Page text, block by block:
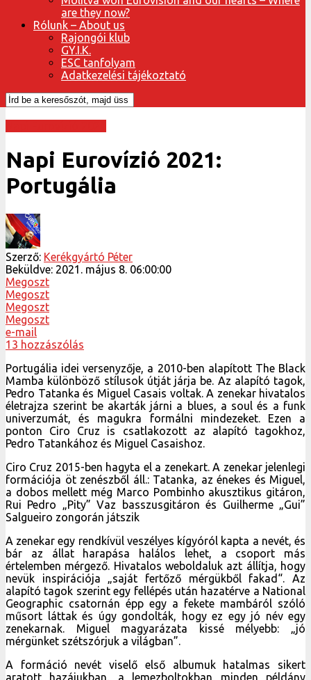
are they now?
Rólunk – About us
Rajongói klub
GY.I.K.
ESC tanfolyam
Adatkezelési tájékoztató
Napi Eurovízió 2021:
Portugália
Szerző: Kerékgyártó Péter
Beküldve: 2021. május 8. 06:00:00
Megoszt
Megoszt
Megoszt
Megoszt
e-mail
13 hozzászólás
Portugália idei versenyzője, a 2010-ben alapított The Black
Mamba különböző stílusok útját járja be. Az alapító tagok,
Pedro Tatanka és Miguel Casais voltak. A zenekar hivatalos
életrajza szerint be akarták járni a blues, a soul és a funk
univerzumát, és magukra formálni mindezeket. Ezen a
ponton Ciro Cruz is csatlakozott az alapító tagokhoz,
Pedro Tatankához és Miguel Casaishoz.
Ciro Cruz 2015-ben hagyta el a zenekart. A zenekar jelenlegi
formációja öt zenészből áll.: Tatanka, az énekes és Miguel,
a dobos mellett még Marco Pombinho akusztikus gitáron,
Rui Pedro „Pity” Vaz basszusgitáron és Guilherme „Gui”
Salgueiro zongorán játszik
A zenekar egy rendkívül veszélyes kígyóról kapta a nevét, és
bár az állat harapása halálos lehet, a csoport más
értelemben mérgező. Hivatalos weboldaluk azt állítja, hogy
nevük inspirációja „saját fertőző mérgükből fakad“. Az
alapító tagok szerint egy fellépés után hazatérve a National
Geographic csatornán épp egy a fekete mambáról szóló
műsort láttak és úgy gondolták, hogy ez egy jó név egy
zenekarnak. Miguel magyarázata kissé mélyebb: „jó
mérgünket szétszórjuk a világban”.
A formáció nevét viselő első albumuk hatalmas sikert
aratott hazájukban, a lemezboltokban minden példány